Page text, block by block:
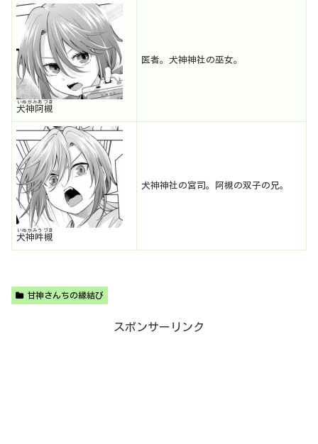
犬神阿槻
いぬがみあづき
医者。犬神神社の巫女。
犬神吽槻
いぬがみうづき
犬神神社の宮司。阿槻の双子の兄。
甘神さんちの縁結び
スポンサーリンク